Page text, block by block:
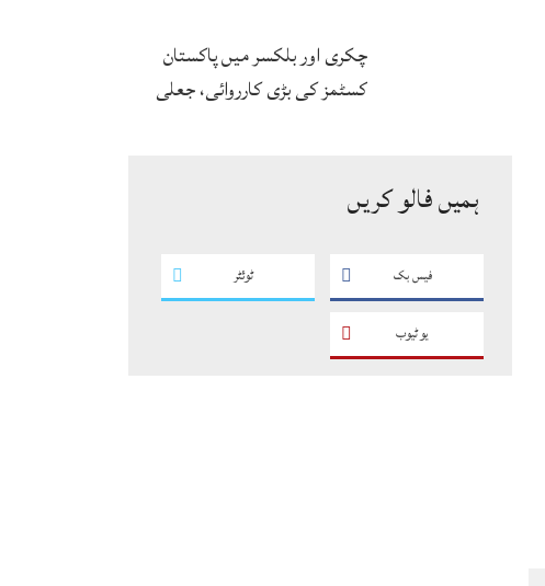
چکری اور بلکسر میں پاکستان
کسٹمز کی بڑی کارروائی، جعلی
ہمیں فالو کریں
فیس بک ٹوئٹر
یو ٹیوب